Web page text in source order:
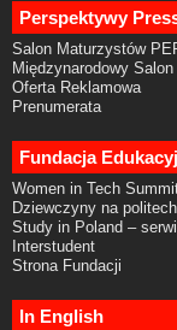
Perspektywy
Salon Maturzystów
Międzynarodowy
Oferta Reklamowa
Prenumerata
Fundacja
Women in Tech
Dziewczyny na
Study in Poland –
Interstudent
Strona Fundacji
In English